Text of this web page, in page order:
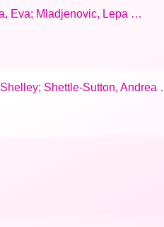
Eva; Mladjenovic, Lepa …
Shettle-Sutton, Andrea